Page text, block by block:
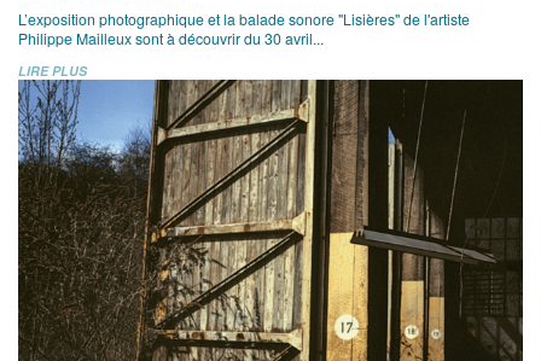
L’exposition photographique et la balade sonore "Lisières" de l'artiste
Philippe Mailleux sont à découvrir du 30 avril...
LIRE PLUS